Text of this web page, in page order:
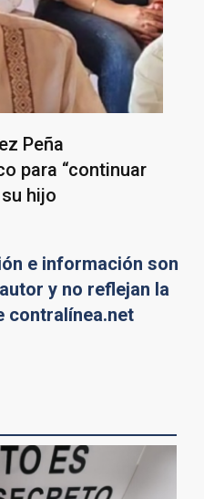
Peña
para “continuar
hijo
e información son
y no reflejan la
contralínea.net